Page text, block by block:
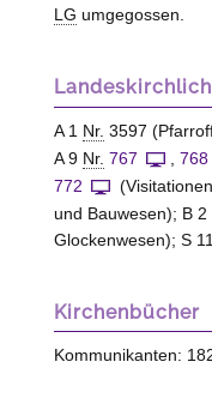
LG umgegossen.
A 1 Nr. 3597
A 9 Nr. 767 768
772
und Bauwesen); B 2
Glockenwesen); S
Kirchenbücher
Kommunikanten: